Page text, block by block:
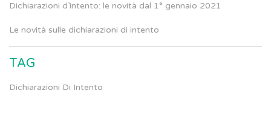
Dichiarazioni d’intento: le novità dal 1° gennaio 2021
Le novità sulle dichiarazioni di intento
TAG
Dichiarazioni Di Intento